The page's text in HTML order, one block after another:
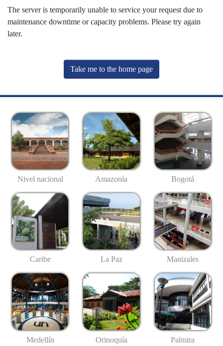
The server is temporarily unable to service your request due to
maintenance downtime or capacity problems. Please try again
later.
Take me to the home page
Nivel nacional Amazonía Bogotá
Caribe La Paz Manizales
Medellín Orinoquía Palmira